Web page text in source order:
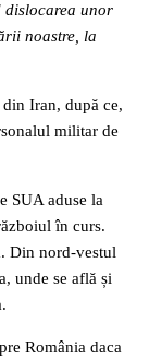
dislocarea unor
noastre, la
Iran, după ce,
militar de
SUA aduse la
în curs.
Din nord-vestul
unde se află și
România daca